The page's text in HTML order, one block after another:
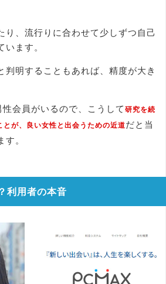
り、流行りに合わせて少しずつ自己
ます。
判明することもあれば、精度が大き
会員がいるので、こうして 研究を続
が、良い女性と出会うための近道だと当
。
利用者の本音